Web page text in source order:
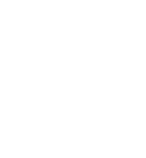
her.